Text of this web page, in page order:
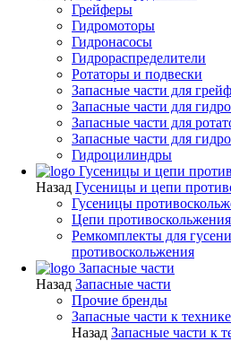
Грейферы
Гидромоторы
Гидронасосы
Гидрораспределители
Ротаторы и подвески
Запасные части для
Запасные части для
Запасные части для
Запасные части для
Гидроцилиндры
Гусеницы и цепи
Назад Гусеницы и цепи
Гусеницы
Цепи противоскольжения
Ремкомплекты для
противоскольжения
Запасные части
Назад Запасные части
Прочие бренды
Запасные части к технике
Назад Запасные части к